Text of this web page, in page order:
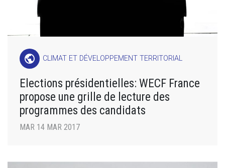
public CLIMAT ET DÉVELOPPEMENT TERRITORIAL
Elections présidentielles: WECF France
propose une grille de lecture des
programmes des candidats
MAR 14 MAR 2017